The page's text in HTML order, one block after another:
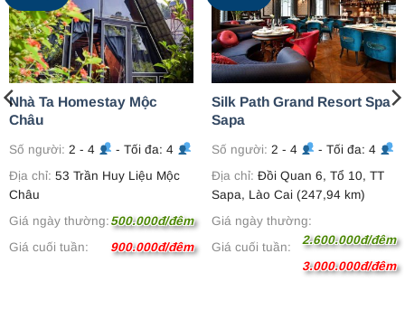
Nhà Ta Homestay Mộc
Châu
Số người: 2 - 4
- Tối đa: 4
Địa chỉ: 53 Trần Huy Liệu Mộc
Châu
Giá ngày thường: 500.000đ/đêm
Giá cuối tuần:
900.000đ/đêm
Silk Path Grand Resort Spa
Sapa
Số người: 2 - 4
- Tối đa: 4
Địa chỉ: Đồi Quan 6, Tổ 10, TT
Sapa, Lào Cai (247,94 km)
Giá ngày thường:
2.600.000đ/đêm
Giá cuối tuần:
3.000.000đ/đêm